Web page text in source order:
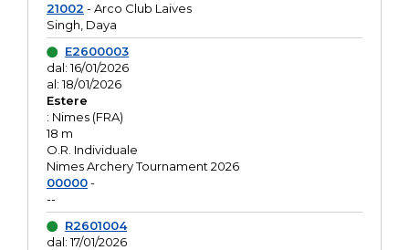
21002 - Arco Club Laives
Singh, Daya
E2600003
dal: 16/01/2026
al: 18/01/2026
Estere
: Nimes (FRA)
18 m
O.R. Individuale
Nimes Archery Tournament 2026
00000-
--
R2601004
dal: 17/01/2026